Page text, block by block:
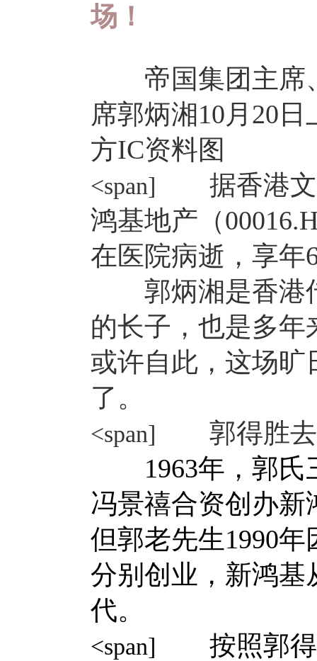
场！
帝国集团主席、
席郭炳湘10月20
方IC资料图
<span]
据香港文
鸿基地产（
在医院病逝，享年
郭炳湘是香港
的长子，也是多
或许自此，这场旷
了。
<span]
郭得胜去
1963年，郭氏
冯景禧合资创办
但郭老先生1990
分别创业，新鸿基
代。
<span]
按照郭得